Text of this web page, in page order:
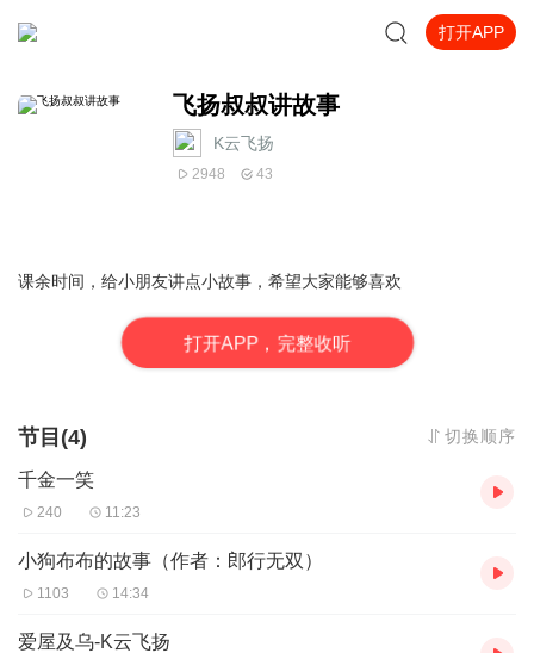
打开APP
飞扬叔叔讲故事
K云飞扬
2948 43
课余时间，给小朋友讲点小故事，希望大家能够喜欢
打开APP，完整收听
节目(4) 切换顺序
千金一笑
240 11:23
小狗布布的故事（作者：郎行无双）
1103 14:34
爱屋及乌-K云飞扬